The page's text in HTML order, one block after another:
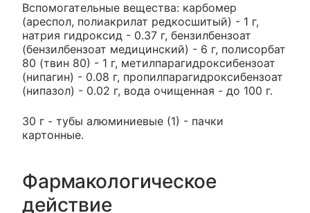
Вспомогательные вещества: карбомер
(ареспол, полиакрилат редкосшитый) - 1 г,
натрия гидроксид - 0.37 г, бензилбензоат
(бензилбензоат медицинский) - 6 г, полисорбат
80 (твин 80) - 1 г, метилпарагидроксибензоат
(нипагин) - 0.08 г, пропилпарагидроксибензоат
(нипазол) - 0.02 г, вода очищенная - до 100 г.
30 г - тубы алюминиевые (1) - пачки
картонные.
Фармакологическое
действие